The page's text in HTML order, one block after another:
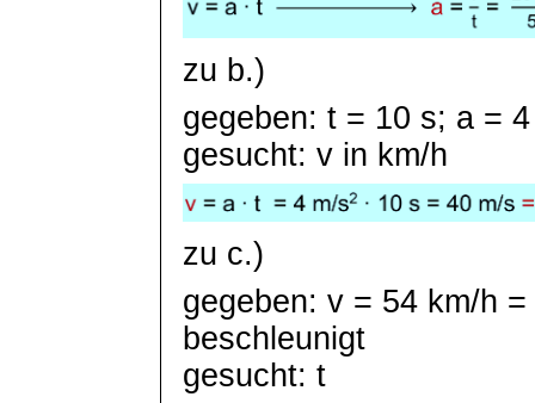
zu b.)
gegeben: t = 10 s; a =
gesucht: v in km/h
zu c.)
gegeben: v = 54 km/h
beschleunigt
gesucht: t